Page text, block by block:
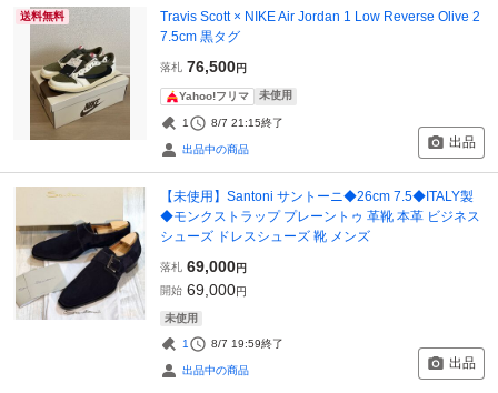
送料無料
Travis Scott × NIKE Air Jordan 1 Low Reverse Olive 2
7.5cm 黒タグ
落札 76,500円
Yahoo!フリマ 未使用
1 8/7 21:15終了
出品中の商品 出品
【未使用】Santoni サントーニ◆26cm 7.5◆ITALY製
◆モンクストラップ プレーントゥ 革靴 本革 ビジネス
シューズ ドレスシューズ 靴 メンズ
落札 69,000円
開始 69,000円
未使用
1 8/7 19:59終了
出品中の商品 出品